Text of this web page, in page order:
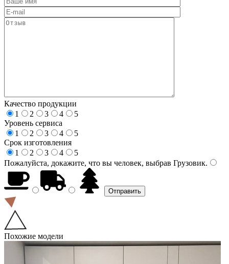
Качество продукции
1
2 3 4
5
Уровень сервиса
1
2 3 4
5
Срок изготовления
1
2 3 4
5
Пожалуйста, докажите, что вы человек, выбрав Грузовик.
Похожие модели